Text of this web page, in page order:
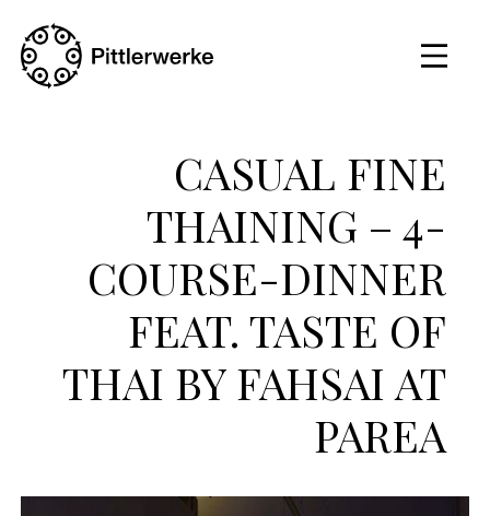
CASUAL FINE
THAINING – 4-
COURSE-DINNER
FEAT. TASTE OF
THAI BY FAHSAI AT
PAREA